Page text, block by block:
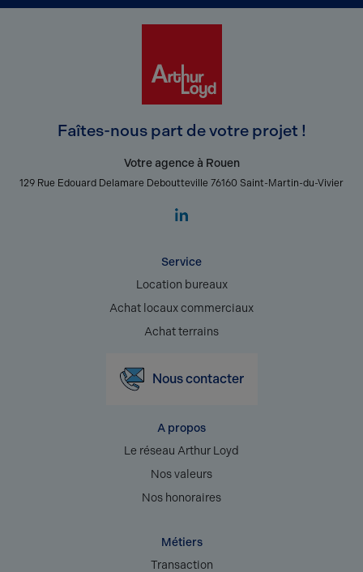
Faîtes-nous part de votre projet !
Votre agence à Rouen
129 Rue Edouard Delamare Deboutteville 76160 Saint-Martin-du-Vivier
Service
Location bureaux
Achat locaux commerciaux
Achat terrains
Nous contacter
A propos
Le réseau Arthur Loyd
Nos valeurs
Nos honoraires
Métiers
Transaction